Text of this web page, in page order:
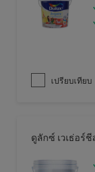
เปรียบเทียบ
ดูลักซ์ เวเธ่อร์